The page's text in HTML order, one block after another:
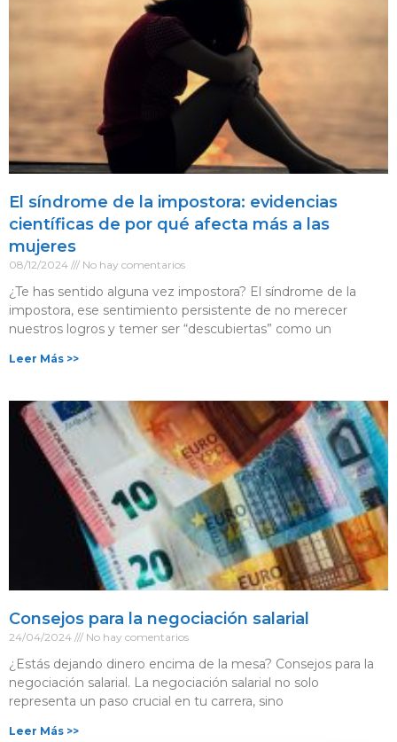
El síndrome de la impostora: evidencias
científicas de por qué afecta más a las
mujeres
08/12/2024 No hay comentarios
¿Te has sentido alguna vez impostora? El síndrome de la
impostora, ese sentimiento persistente de no merecer
nuestros logros y temer ser “descubiertas” como un
Leer Más >>
Consejos para la negociación salarial
24/04/2024 No hay comentarios
¿Estás dejando dinero encima de la mesa? Consejos para la
negociación salarial. La negociación salarial no solo
representa un paso crucial en tu carrera, sino
Leer Más >>